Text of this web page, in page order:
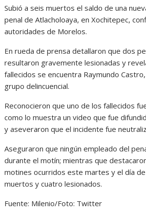
Subió a seis muertos el saldo de una
penal de Atlacholoaya, en Xochitepec,
autoridades de Morelos.
En rueda de prensa detallaron que dos
resultaron gravemente lesionadas y
fallecidos se encuentra Raymundo Castro,
grupo delincuencial.
Reconocieron que uno de los fallecidos
como lo muestra un video que fue
y aseveraron que el incidente fue
Aseguraron que ningún empleado del
durante el motín; mientras que
motines ocurridos este martes y el día
muertos y cuatro lesionados.
Fuente: Milenio/Foto: Twitter